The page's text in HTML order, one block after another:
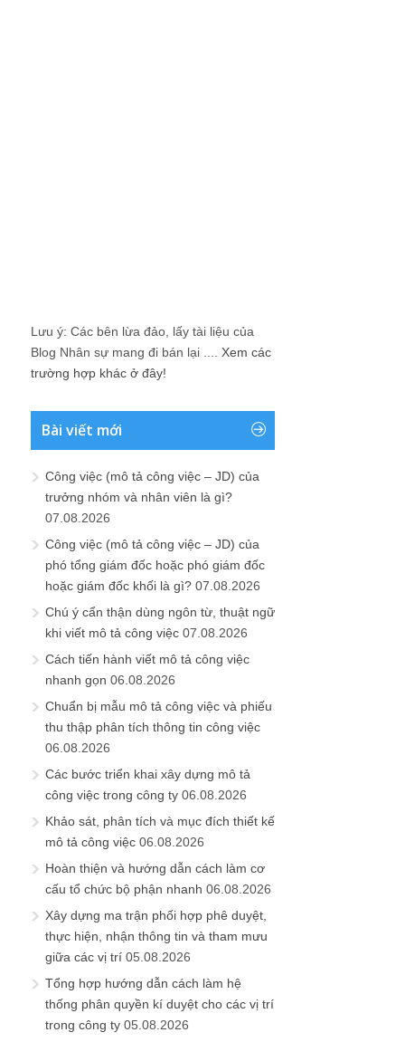
Lưu ý: Các bên lừa đảo, lấy tài liệu của
Blog Nhân sự mang đi bán lại .... Xem các
trường hợp khác ở đây!
Bài viết mới
Công việc (mô tả công việc – JD) của
trưởng nhóm và nhân viên là gì?
07.08.2026
Công việc (mô tả công việc – JD) của
phó tổng giám đốc hoặc phó giám đốc
hoặc giám đốc khối là gì? 07.08.2026
Chú ý cẩn thận dùng ngôn từ, thuật ngữ
khi viết mô tả công việc 07.08.2026
Cách tiến hành viết mô tả công việc
nhanh gọn 06.08.2026
Chuẩn bị mẫu mô tả công việc và phiếu
thu thập phân tích thông tin công việc
06.08.2026
Các bước triển khai xây dựng mô tả
công việc trong công ty 06.08.2026
Khảo sát, phân tích và mục đích thiết kế
mô tả công việc 06.08.2026
Hoàn thiện và hướng dẫn cách làm cơ
cấu tổ chức bộ phận nhanh 06.08.2026
Xây dựng ma trận phối hợp phê duyệt,
thực hiện, nhận thông tin và tham mưu
giữa các vị trí 05.08.2026
Tổng hợp hướng dẫn cách làm hệ
thống phân quyền kí duyệt cho các vị trí
trong công ty 05.08.2026